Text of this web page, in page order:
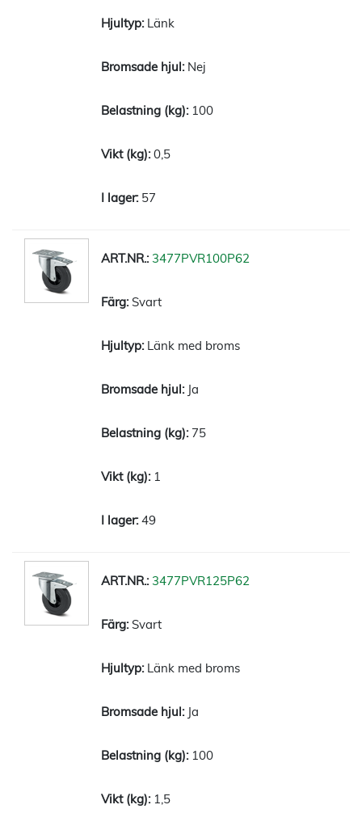
Länk
Nej
100
0,5
57
3477PVR100P62
Svart
Länk med broms
Ja
75
1
49
3477PVR125P62
Svart
Länk med broms
Ja
100
1,5